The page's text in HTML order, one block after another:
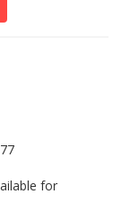
for